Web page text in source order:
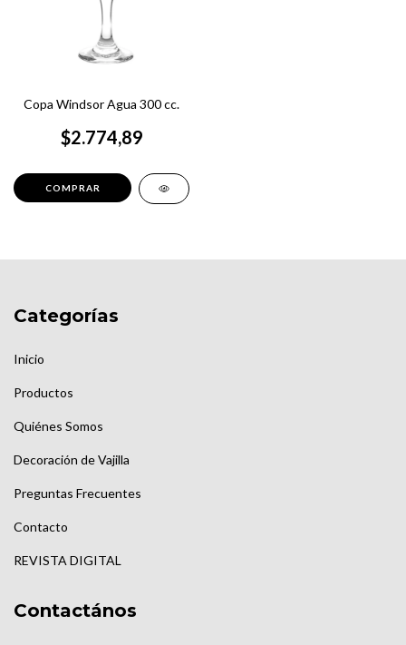
Copa Windsor Agua 300 cc.
$2.774,89
Categorías
Inicio
Productos
Quiénes Somos
Decoración de Vajilla
Preguntas Frecuentes
Contacto
REVISTA DIGITAL
Contactános